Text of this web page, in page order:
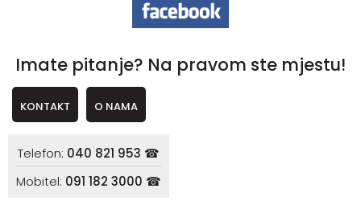
Imate pitanje? Na pravom ste mjestu!
KONTAKT O NAMA
Telefon: 040 821 953 ☎
Mobitel: 091 182 3000 ☎